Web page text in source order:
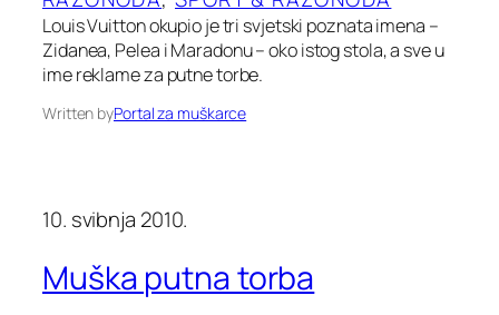
Louis Vuitton okupio je tri svjetski poznata imena –
Zidanea, Pelea i Maradonu – oko istog stola, a sve u
ime reklame za putne torbe.
Written byPortal za muškarce
10. svibnja 2010.
Muška putna torba